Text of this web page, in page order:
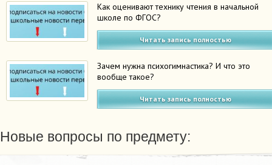
Как оценивают технику чтения в начальной
школе по ФГОС?
Читать запись полностью
Зачем нужна психогимнастика? И что это
вообще такое?
Читать запись полностью
Новые вопросы по предмету: